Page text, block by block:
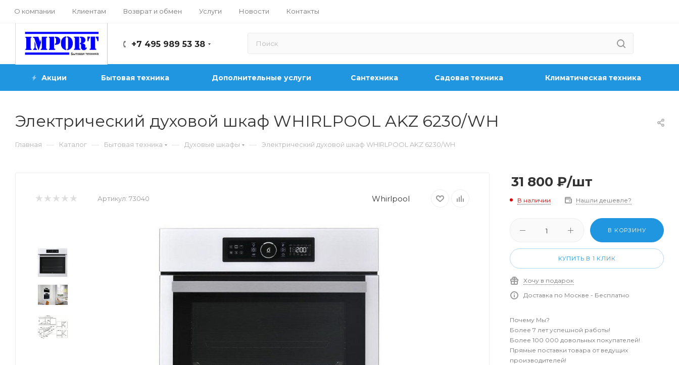
О компании Клиентам Возврат и обмен Услуги Новости Контакты
+7 495 989 53 38
Акции Бытовая техника Дополнительные услуги Сантехника Садовая техника Климатическая техника
Электрический духовой шкаф WHIRLPOOL AKZ 6230/WH
Главная — Каталог — Бытовая техника — Духовые шкафы — Электрический духовой шкаф WHIRLPOOL AKZ 6230/WH
Артикул: 73040 Whirlpool
31 800 ₽/шт
В наличии Нашли дешевле?
В КОРЗИНУ
КУПИТЬ В 1 КЛИК
Хочу в подарок
Доставка по Москве - Бесплатно
Почему Мы?
Более 7 лет успешной работы!
Более 100 000 довольных покупателей!
Прямые поставки товара от ведущих
производителей!